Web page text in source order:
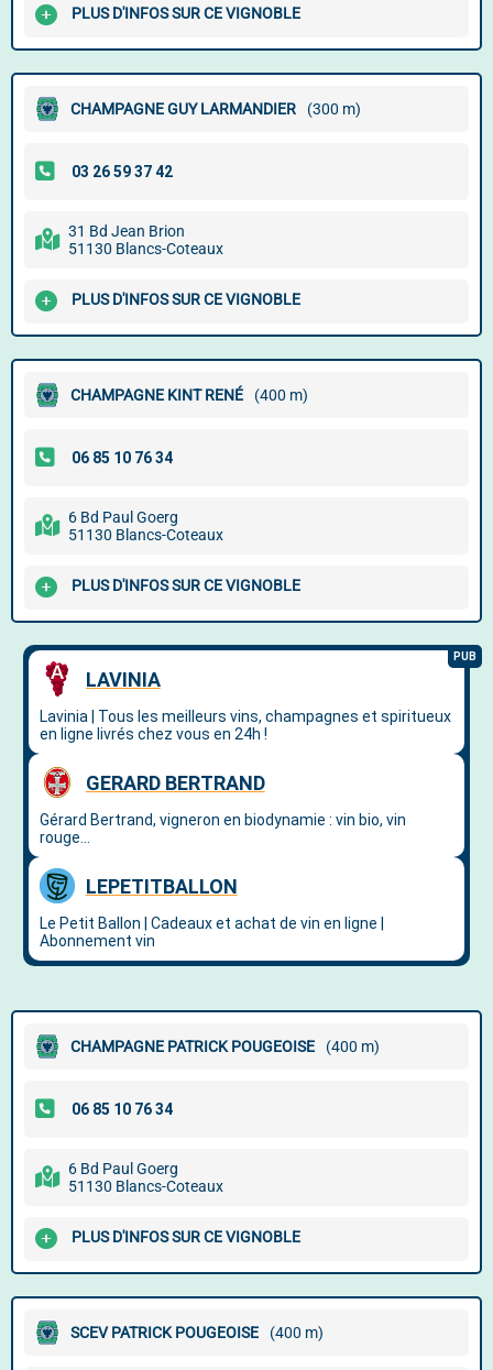
PLUS D'INFOS SUR CE VIGNOBLE
CHAMPAGNE GUY LARMANDIER (300 m)
31 Bd Jean Brion
51130 Blancs-Coteaux
PLUS D'INFOS SUR CE VIGNOBLE
CHAMPAGNE KINT RENÉ (400 m)
6 Bd Paul Goerg
51130 Blancs-Coteaux
PLUS D'INFOS SUR CE VIGNOBLE
CHAMPAGNE PATRICK POUGEOISE (400 m)
6 Bd Paul Goerg
51130 Blancs-Coteaux
PLUS D'INFOS SUR CE VIGNOBLE
SCEV PATRICK POUGEOISE (400 m)